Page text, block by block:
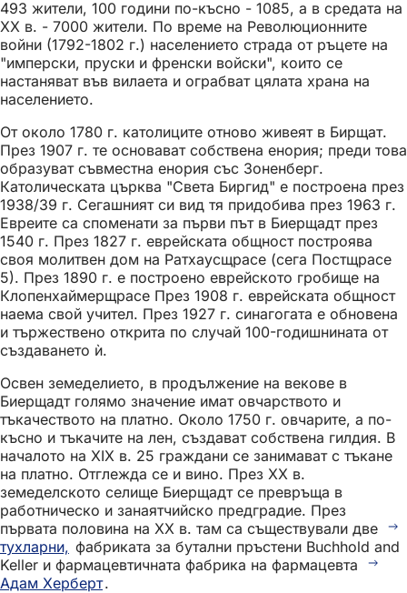
493 жители, 100 години по-късно - 1085, а в средата на
XX в. - 7000 жители. По време на Революционните
войни (1792-1802 г.) населението страда от ръцете на
"имперски, пруски и френски войски", които се
настаняват във вилаета и ограбват цялата храна на
населението.
От около 1780 г. католиците отново живеят в Бирщат.
През 1907 г. те основават собствена енория; преди това
образуват съвместна енория със Зоненберг.
Католическата църква "Света Биргид" е построена през
1938/39 г. Сегашният си вид тя придобива през 1963 г.
Евреите са споменати за първи път в Биерщадт през
1540 г. През 1827 г. еврейската общност построява
своя молитвен дом на Ратхаусщрасе (сега Постщрасе
5). През 1890 г. е построено еврейското гробище на
Клопенхаймерщрасе През 1908 г. еврейската общност
наема свой учител. През 1927 г. синагогата е обновена
и тържествено открита по случай 100-годишнината от
създаването ѝ.
Освен земеделието, в продължение на векове в
Биерщадт голямо значение имат овчарството и
тъкачеството на платно. Около 1750 г. овчарите, а по-
късно и тъкачите на лен, създават собствена гилдия. В
началото на XIX в. 25 граждани се занимават с тъкане
на платно. Отглежда се и вино. През XX в.
земеделското селище Биерщадт се превръща в
работническо и занаятчийско предградие. През
първата половина на XX в. там са съществували две
тухларни, фабриката за бутални пръстени Buchhold and
Keller и фармацевтичната фабрика на фармацевта
Адам Херберт.